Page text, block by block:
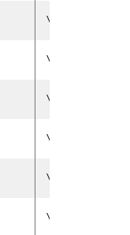
Vasen
Vasen
Vasen
Vasen
Vasen
Vasen